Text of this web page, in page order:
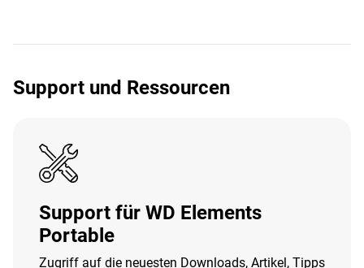
Support und Ressourcen
Support für WD Elements
Portable
Zugriff auf die neuesten Downloads, Artikel, Tipps